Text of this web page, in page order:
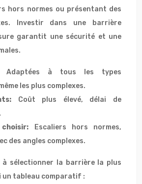
hors normes ou présentant des
Investir dans une barrière
garantit une sécurité et une
Adaptées à tous les types
les plus complexes.
Coût plus élevé, délai de
Escaliers hors normes,
des angles complexes.
à sélectionner la barrière la plus
un tableau comparatif :